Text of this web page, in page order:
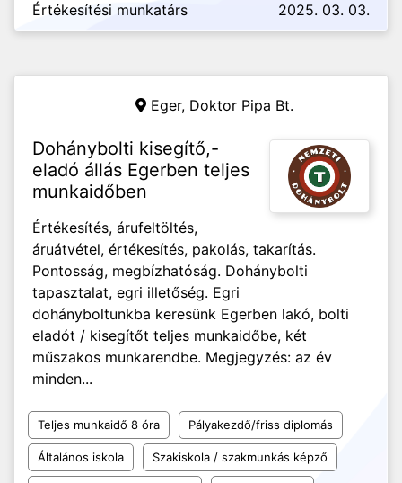
Értékesítési munkatárs 2025. 03. 03.
Eger, Doktor Pipa Bt.
Dohánybolti kisegítő,-
eladó állás Egerben teljes
munkaidőben
Értékesítés, árufeltöltés,
áruátvétel, értékesítés, pakolás, takarítás.
Pontosság, megbízhatóság. Dohánybolti
tapasztalat, egri illetőség. Egri
dohányboltunkba keresünk Egerben lakó, bolti
eladót / kisegítőt teljes munkaidőbe, két
műszakos munkarendbe. Megjegyzés: az év
minden...
Teljes munkaidő 8 óra Pályakezdő/friss diplomás
Általános iskola Szakiskola / szakmunkás képző